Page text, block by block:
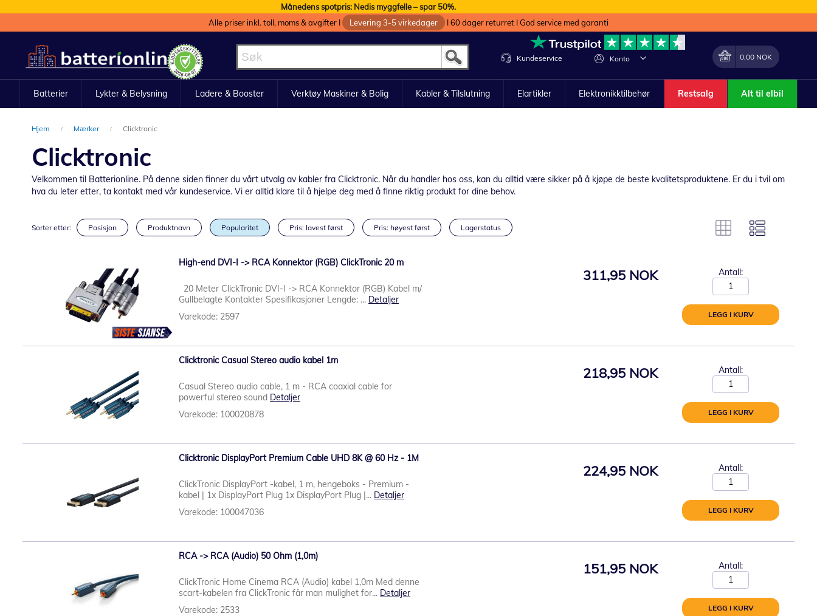
Månedens spotpris: Nedis myggfelle – spar 50%.
Alle priser inkl. toll, moms & avgifter I
Levering 3-5 virkedager I 60 dager returret I God service med garanti
til
innhold
Konto Endring
Min handlekurv
0,00 NOK
Kundeservice
Batterier Lykter & Belysning Ladere & Booster Verktøy Maskiner & Bolig Kabler & Tilslutning Elartikler Elektronikktilbehør Restsalg Alt til elbil
Hjem Mærker Clicktronic
Clicktronic
Velkommen til Batterionline. På denne siden finner du vårt utvalg av kabler fra Clicktronic. Når du handler hos oss, kan du alltid være sikker på å kjøpe de beste kvalitetsproduktene. Er du i tvil om
hva du leter etter, ta kontakt med vår kundeservice. Vi er alltid klare til å hjelpe deg med å finne riktig produkt for dine behov.
Sorter etter: Posisjon Produktnavn Popularitet Pris: lavest først Pris: høyest først Lagerstatus
High-end DVI-I -> RCA Konnektor (RGB) ClickTronic 20 m
20 Meter ClickTronic DVI-I -> RCA Konnektor (RGB) Kabel m/
Gullbelagte Kontakter Spesifikasjoner Lengde: ... Detaljer
Varekode: 2597
311,95 NOK Antall:
LEGG I KURV
Clicktronic Casual Stereo audio kabel 1m
Casual Stereo audio cable, 1 m - RCA coaxial cable for
powerful stereo sound Detaljer
Varekode: 100020878
218,95 NOK Antall:
LEGG I KURV
Clicktronic DisplayPort Premium Cable UHD 8K @ 60 Hz - 1M
ClickTronic DisplayPort -kabel, 1 m, hengeboks - Premium -
kabel | 1x DisplayPort Plug 1x DisplayPort Plug |... Detaljer
Varekode: 100047036
224,95 NOK Antall:
LEGG I KURV
RCA -> RCA (Audio) 50 Ohm (1,0m)
ClickTronic Home Cinema RCA (Audio) kabel 1,0m Med denne
scart-kabelen fra ClickTronic får man mulighet for... Detaljer
Varekode: 2533
151,95 NOK Antall:
LEGG I KURV